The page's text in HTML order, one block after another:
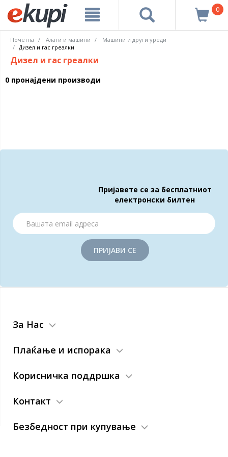
0
Почетна Алати и машини
Машини и други уреди
Дизел и гас греалки
Дизел и гас греалки
0 пронајдени производи
Пријавете се за бесплатниот
електронски билтен
ПРИЈАВИ СЕ
За Нас
Плаќање и испорака
Корисничка поддршка
Контакт
Безбедност при купување